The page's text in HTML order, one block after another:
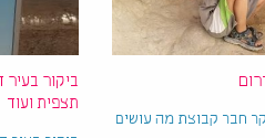
חבר קבוצת מה עושים
ביקור
תצפית ועוד